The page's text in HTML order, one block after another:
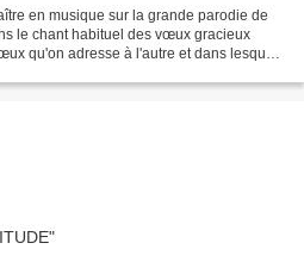
en musique sur la grande parodie de
le chant habituel des vœux gracieux
qu'on adresse à l'autre et dans lesquels